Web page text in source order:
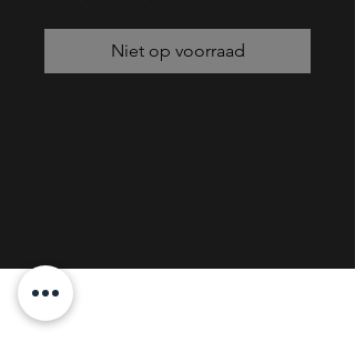
Niet op voorraad
Heb je vragen of wil je een afspraak?
We helpen je graag verder!